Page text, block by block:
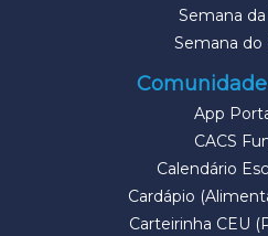
Semana
Semana do
App
CACS
Calendário
Cardápio
Carteirinha CEU